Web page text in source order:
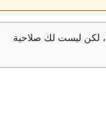
، لكن ليست لك صلاحية